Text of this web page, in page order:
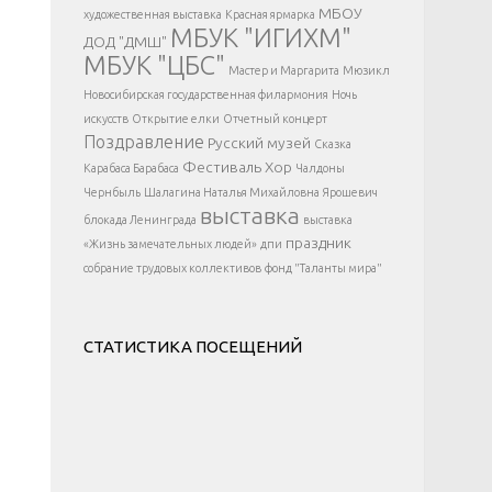
</div >
художественная выставка Красная ярмарка МБОУ
ДОД "ДМШ" МБУК "ИГИХМ"
МБУК "ЦБС" Мастер и Маргарита Мюзикл
Новосибирская государственная филармония Ночь
искусств Открытие елки Отчетный концерт
Поздравление Русский музей Сказка
Карабаса Барабаса ФестивальХор Чалдоны
Чернбыль Шалагина Наталья Михайловна Ярошевич
блокада Ленинграда выставка выставка
«Жизнь замечательных людей» дпи праздник
собрание трудовых коллективов фонд "Таланты мира"
СТАТИСТИКА ПОСЕЩЕНИЙ